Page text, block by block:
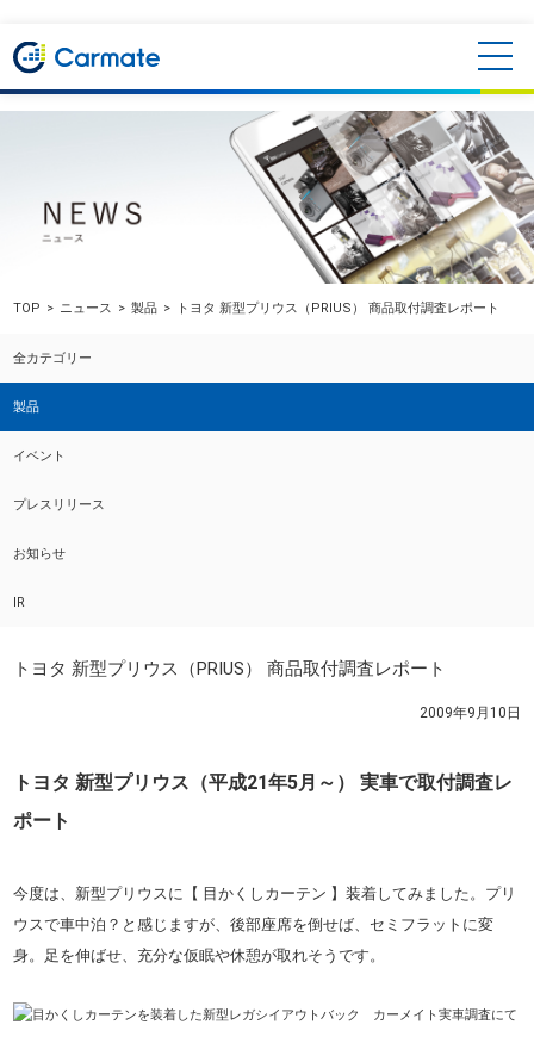
TOP ニュース 製品 トヨタ 新型プリウス（PRIUS） 商品取付調査レポート
全カテゴリー
製品
イベント
プレスリリース
お知らせ
IR
トヨタ 新型プリウス（PRIUS） 商品取付調査レポート
2009年9月10日
トヨタ 新型プリウス（平成21年5月～） 実車で取付調査レ
ポート
今度は、新型プリウスに【 目かくしカーテン 】装着してみました。プリ
ウスで車中泊？と感じますが、後部座席を倒せば、セミフラットに変
身。足を伸ばせ、充分な仮眠や休憩が取れそうです。